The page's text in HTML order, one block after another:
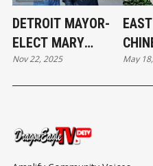
DETROIT MAYOR-
ELECT MARY
SHEFFIELD AT THE
THANKSGIVING
Nov 22, 2025 May